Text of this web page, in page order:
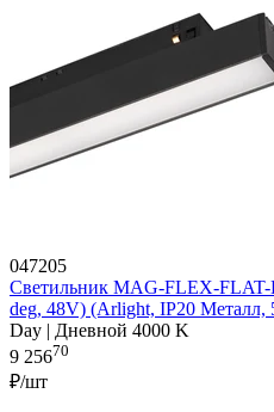
047205
Светильник MAG-FLEX-
deg, 48V) (Arlight, IP20 Металл,
Day | Дневной 4000 K
9 25670
₽/шт